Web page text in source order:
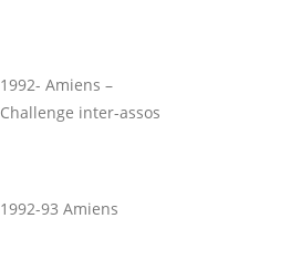
1992- Amiens –
Challenge inter-assos
1992-93 Amiens